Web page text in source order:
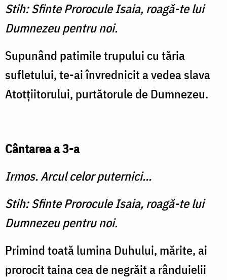
Stih: Sfinte Prorocule Isaia, roagă-te lui
Dumnezeu pentru noi.
Supunând patimile trupului cu tăria
sufletului, te-ai învrednicit a vedea slava
Atotţiitorului, purtătorule de Dumnezeu.
Cântarea a 3-a
Irmos. Arcul celor puternici...
Stih: Sfinte Prorocule Isaia, roagă-te lui
Dumnezeu pentru noi.
Primind toată lumina Duhului, mărite, ai
prorocit taina cea de negrăit a rânduielii